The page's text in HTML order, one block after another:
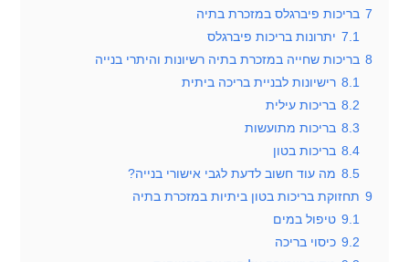
7 בריכות פיברגלס במזכרת בתיה
7.1 יתרונות בריכות פיברגלס
8 בריכות שחייה במזכרת בתיה רשיונות והיתרי בנייה
8.1 רישיונות לבניית בריכה ביתית
8.2 בריכות עילית
8.3 בריכות מתועשות
8.4 בריכות בטון
8.5 מה עוד חשוב לדעת לגבי אישורי בנייה?
9 תחזוקת בריכות בטון ביתיות במזכרת בתיה
9.1 טיפול במים
9.2 כיסוי בריכה